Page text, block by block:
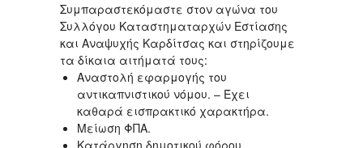
Συμπαραστεκόμαστε στον αγώνα του
Συλλόγου Καταστηματαρχών Εστίασης
και Αναψυχής Καρδίτσας και στηρίζουμε
τα δίκαια αιτήματά τους:
Αναστολή εφαρμογής του
αντικαπνιστικού νόμου. – Έχει
καθαρά εισπρακτικό χαρακτήρα.
Μείωση ΦΠΑ.